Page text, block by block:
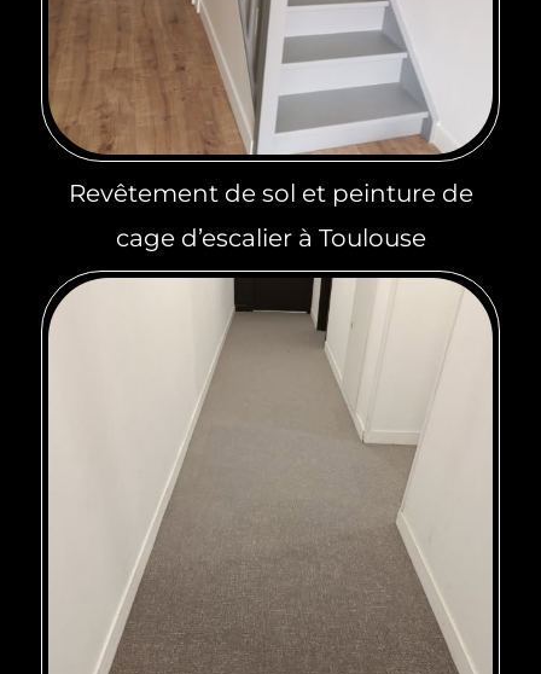
Revêtement de sol et peinture de
cage d’escalier à Toulouse